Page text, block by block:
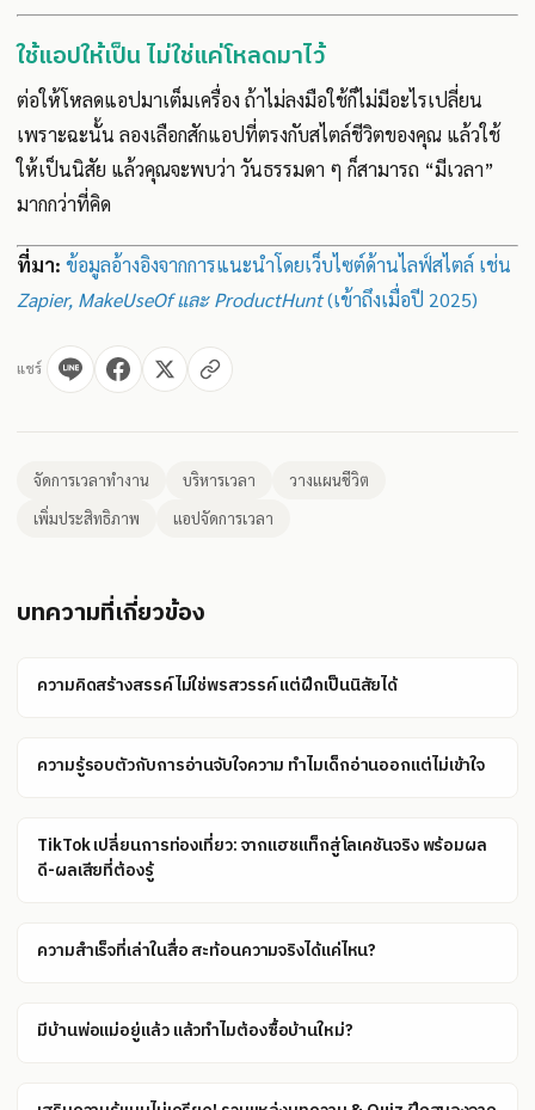
ใช้แอปให้เป็น ไม่ใช่แค่โหลดมาไว้
ต่อให้โหลดแอปมาเต็มเครื่อง ถ้าไม่ลงมือใช้ก็ไม่มีอะไรเปลี่ยน
เพราะฉะนั้น ลองเลือกสักแอปที่ตรงกับสไตล์ชีวิตของคุณ แล้วใช้
ให้เป็นนิสัย แล้วคุณจะพบว่า วันธรรมดา ๆ ก็สามารถ “มีเวลา”
มากกว่าที่คิด
ที่มา: ข้อมูลอ้างอิงจากการแนะนำโดยเว็บไซต์ด้านไลฟ์สไตล์ เช่น
Zapier, MakeUseOf และ ProductHunt(เข้าถึงเมื่อปี 2025)
แชร์
จัดการเวลาทำงาน บริหารเวลา
วางแผนชีวิต
เพิ่มประสิทธิภาพ
แอปจัดการเวลา
บทความที่เกี่ยวข้อง
ความคิดสร้างสรรค์ไม่ใช่พรสวรรค์ แต่ฝึกเป็นนิสัยได้
ความรู้รอบตัวกับการอ่านจับใจความ ทำไมเด็กอ่านออกแต่ไม่เข้าใจ
TikTok เปลี่ยนการท่องเที่ยว: จากแฮชแท็กสู่โลเคชันจริง พร้อมผล
ดี-ผลเสียที่ต้องรู้
ความสำเร็จที่เล่าในสื่อ สะท้อนความจริงได้แค่ไหน?
มีบ้านพ่อแม่อยู่แล้ว แล้วทำไมต้องซื้อบ้านใหม่?